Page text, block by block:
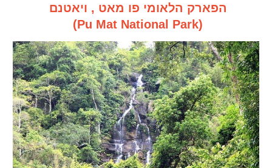
הפארק הלאומי פו מאט , ויאטנם
(Pu Mat National Park)